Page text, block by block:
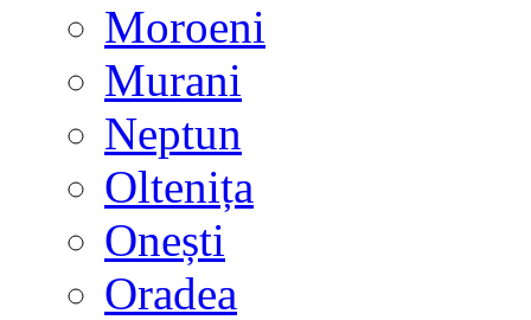
Moroeni
Murani
Neptun
Oltenița
Onești
Oradea